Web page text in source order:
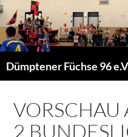
Dümptener Füchse 96
SPRINGEN
VORSCHAU